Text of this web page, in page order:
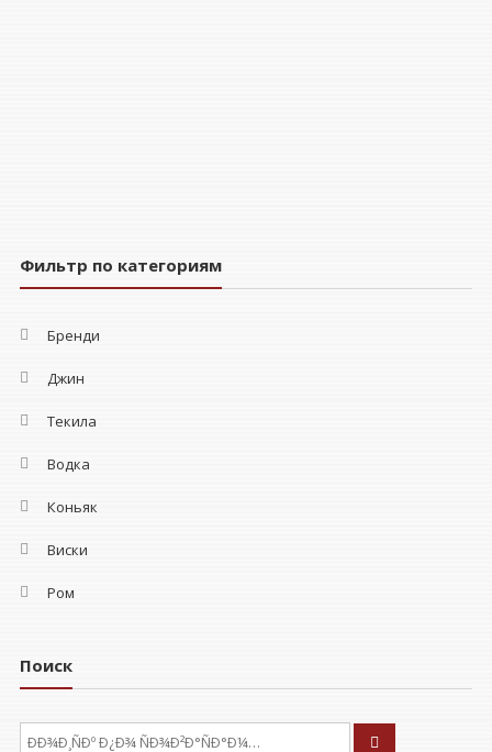
Фильтр по категориям
Бренди
Джин
Текила
Водка
Коньяк
Виски
Ром
Поиск
ÐÑÐºÐ°ÑÑ: